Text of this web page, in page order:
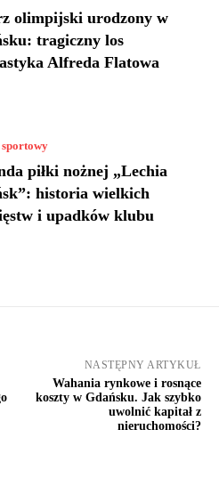
olimpijski urodzony w
tragiczny los
Alfreda Flatowa
sportowy
piłki nożnej „Lechia
historia wielkich
i upadków klubu
NASTĘPNY ARTYKUŁ
Wahania rynkowe i rosnące
koszty w Gdańsku. Jak szybko
uwolnić kapitał z
nieruchomości?